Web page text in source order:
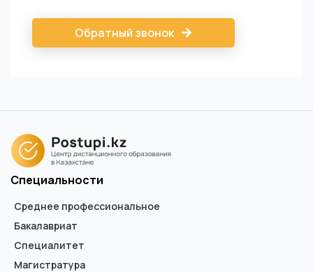
Обратный звонок
Специальности
Среднее профессиональное
Бакалавриат
Специалитет
Магистратура